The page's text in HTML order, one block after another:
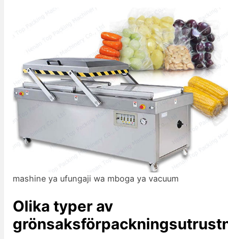
mashine ya ufungaji wa mboga ya vacuum
Olika typer av